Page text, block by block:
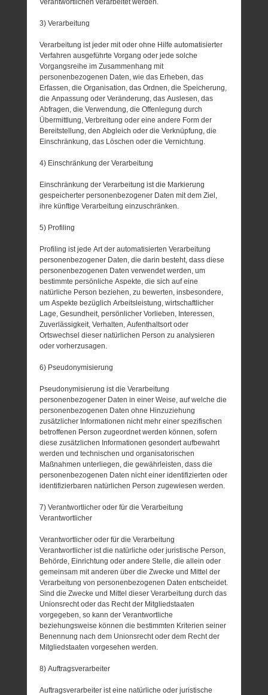
3) Verarbeitung
Verarbeitung ist jeder mit oder ohne Hilfe automatisierter
Verfahren ausgeführte Vorgang oder jede solche
Vorgangsreihe im Zusammenhang mit
personenbezogenen Daten, wie das Erheben, das
Erfassen, die Organisation, das Ordnen, die Speicherung,
die Anpassung oder Veränderung, das Auslesen, das
Abfragen, die Verwendung, die Offenlegung durch
Übermittlung, Verbreitung oder eine andere Form der
Bereitstellung, den Abgleich oder die Verknüpfung, die
Einschränkung, das Löschen oder die Vernichtung.
4) Einschränkung der Verarbeitung
Einschränkung der Verarbeitung ist die Markierung
gespeicherter personenbezogener Daten mit dem Ziel,
ihre künftige Verarbeitung einzuschränken.
5) Profiling
Profiling ist jede Art der automatisierten Verarbeitung
personenbezogener Daten, die darin besteht, dass diese
personenbezogenen Daten verwendet werden, um
bestimmte persönliche Aspekte, die sich auf eine
natürliche Person beziehen, zu bewerten, insbesondere,
um Aspekte bezüglich Arbeitsleistung, wirtschaftlicher
Lage, Gesundheit, persönlicher Vorlieben, Interessen,
Zuverlässigkeit, Verhalten, Aufenthaltsort oder
Ortswechsel dieser natürlichen Person zu analysieren
oder vorherzusagen.
6) Pseudonymisierung
Pseudonymisierung ist die Verarbeitung
personenbezogener Daten in einer Weise, auf welche die
personenbezogenen Daten ohne Hinzuziehung
zusätzlicher Informationen nicht mehr einer spezifischen
betroffenen Person zugeordnet werden können, sofern
diese zusätzlichen Informationen gesondert aufbewahrt
werden und technischen und organisatorischen
Maßnahmen unterliegen, die gewährleisten, dass die
personenbezogenen Daten nicht einer identifizierten oder
identifizierbaren natürlichen Person zugewiesen werden.
7) Verantwortlicher oder für die Verarbeitung
Verantwortlicher
Verantwortlicher oder für die Verarbeitung
Verantwortlicher ist die natürliche oder juristische Person,
Behörde, Einrichtung oder andere Stelle, die allein oder
gemeinsam mit anderen über die Zwecke und Mittel der
Verarbeitung von personenbezogenen Daten entscheidet.
Sind die Zwecke und Mittel dieser Verarbeitung durch das
Unionsrecht oder das Recht der Mitgliedstaaten
vorgegeben, so kann der Verantwortliche
beziehungsweise können die bestimmten Kriterien seiner
Benennung nach dem Unionsrecht oder dem Recht der
Mitgliedstaaten vorgesehen werden.
8) Auftragsverarbeiter
Auftragsverarbeiter ist eine natürliche oder juristische